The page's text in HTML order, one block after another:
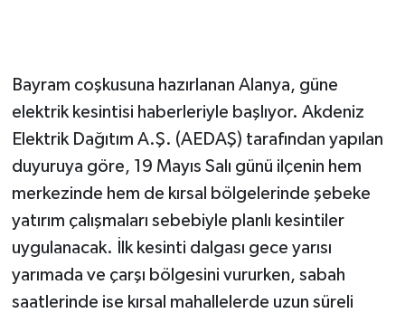
Bayram coşkusuna hazırlanan Alanya, güne
elektrik kesintisi haberleriyle başlıyor. Akdeniz
Elektrik Dağıtım A.Ş. (AEDAŞ) tarafından yapılan
duyuruya göre, 19 Mayıs Salı günü ilçenin hem
merkezinde hem de kırsal bölgelerinde şebeke
yatırım çalışmaları sebebiyle planlı kesintiler
uygulanacak. İlk kesinti dalgası gece yarısı
yarımada ve çarşı bölgesini vururken, sabah
saatlerinde ise kırsal mahallelerde uzun süreli